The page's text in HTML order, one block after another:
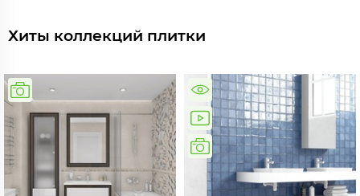
Хиты коллекций плитки